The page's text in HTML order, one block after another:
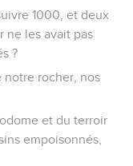
1000, et deux
ne les avait pas
?
notre rocher, nos
et du terroir
empoisonnés,